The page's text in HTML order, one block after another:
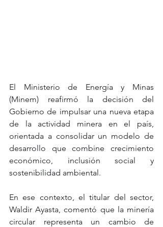
El Ministerio de Energía y Minas
(Minem) reafirmó la decisión del
Gobierno de impulsar una nueva etapa
de la actividad minera en el país,
orientada a consolidar un modelo de
desarrollo que combine crecimiento
económico, inclusión social y
sostenibilidad ambiental.
En ese contexto, el titular del sector,
Waldir Ayasta, comentó que la minería
circular representa un cambio de